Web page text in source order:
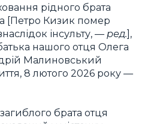
рідного брата
[Петро Кизик помер
інсульту, — ред.],
нашого отця Олега
Малиновський
8 лютого 2026 року —
брата отця